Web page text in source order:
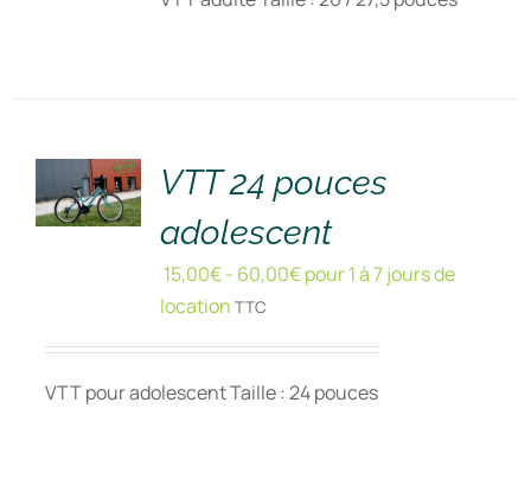
DÉTAILS
VTT 24 pouces
adolescent
15,00€- 60,00€pour 1 à 7 jours de
location TTC
VTT pour adolescent Taille : 24 pouces